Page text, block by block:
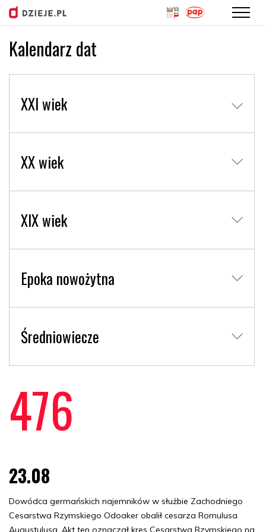
Kalendarz dat
476
23.08
Dowódca germańskich najemników w służbie Zachodniego
Cesarstwa Rzymskiego Odoaker obalił cesarza Romulusa
Augustulusa. Akt ten oznaczał kres Cesarstwa Rzymskiego na
XXI wiek
XX wiek
XIX wiek
Epoka nowożytna
Średniowiecze